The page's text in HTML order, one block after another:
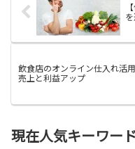
飲食店のオンライン仕入れ活
売上と利益アップ
現在人気キーワー